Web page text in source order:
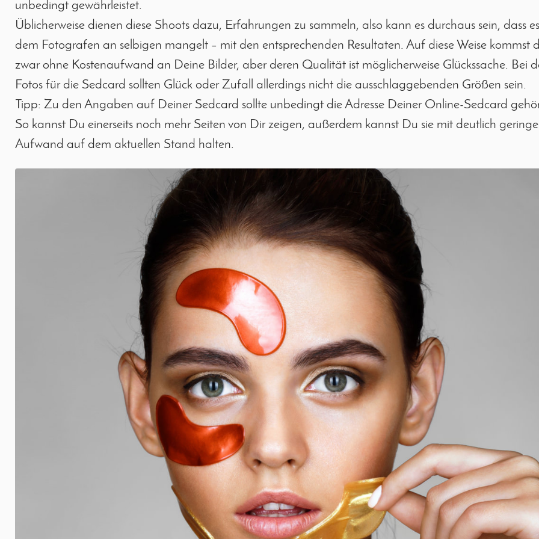
unbedingt gewährleistet.
Üblicherweise dienen diese Shoots dazu, Erfahrungen zu sammeln, also kann es durchaus sein, dass es
dem Fotografen an selbigen mangelt – mit den entsprechenden Resultaten. Auf diese Weise kommst
zwar ohne Kostenaufwand an Deine Bilder, aber deren Qualität ist möglicherweise Glückssache. Bei
Fotos für die Sedcard sollten Glück oder Zufall allerdings nicht die ausschlaggebenden Größen sein.
Tipp: Zu den Angaben auf Deiner Sedcard sollte unbedingt die Adresse Deiner Online-Sedcard
So kannst Du einerseits noch mehr Seiten von Dir zeigen, außerdem kannst Du sie mit deutlich
Aufwand auf dem aktuellen Stand halten.